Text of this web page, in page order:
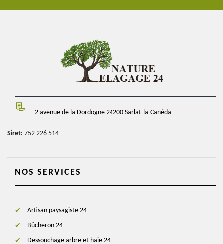
2 avenue de la Dordogne 24200 Sarlat-la-Canéda
Siret: 752 226 514
NOS SERVICES
Artisan paysagiste 24
Bûcheron 24
Dessouchage arbre et haie 24